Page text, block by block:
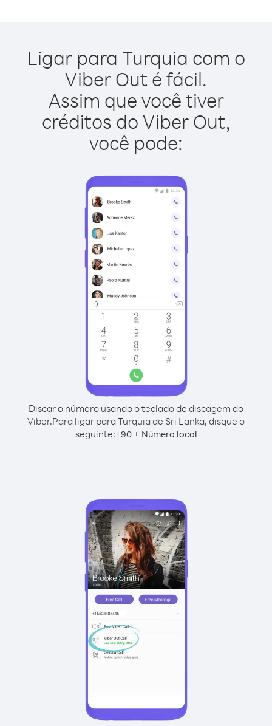
Ligar para Turquia com o
Viber Out é fácil.
Assim que você tiver
créditos do Viber Out,
você pode:
Discar o número usando o teclado de discagem do
Viber.Para ligar para Turquia de Sri Lanka, disque o
seguinte:+90+ Número local